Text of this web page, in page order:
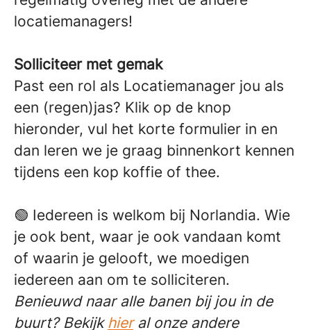
locatiemanagers!
Solliciteer met gemak
Past een rol als Locatiemanager jou als
een (regen)jas? Klik op de knop
hieronder, vul het korte formulier in en
dan leren we je graag binnenkort kennen
tijdens een kop koffie of thee.
🟢 Iedereen is welkom bij Norlandia. Wie
je ook bent, waar je ook vandaan komt
of waarin je gelooft, we moedigen
iedereen aan om te solliciteren.
Benieuwd naar alle banen bij jou in de
buurt? Bekijkhieral onze andere